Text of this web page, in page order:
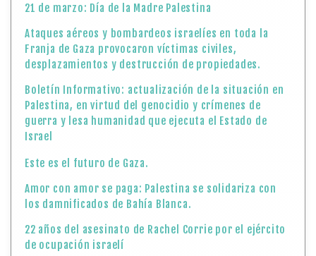
21 de marzo: Día de la Madre Palestina
Ataques aéreos y bombardeos israelíes en toda la
Franja de Gaza provocaron víctimas civiles,
desplazamientos y destrucción de propiedades.
Boletín Informativo: actualización de la situación en
Palestina, en virtud del genocidio y crímenes de
guerra y lesa humanidad que ejecuta el Estado de
Israel
Este es el futuro de Gaza.
Amor con amor se paga: Palestina se solidariza con
los damnificados de Bahía Blanca.
22 años del asesinato de Rachel Corrie por el ejército
de ocupación israelí